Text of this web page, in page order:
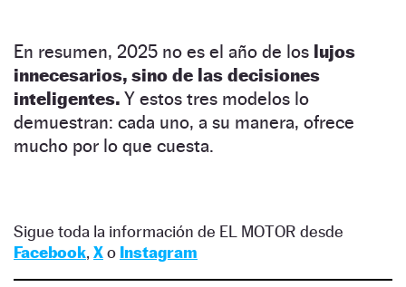
En resumen, 2025 no es el año de los lujos
innecesarios, sino de las decisiones
inteligentes. Y estos tres modelos lo
demuestran: cada uno, a su manera, ofrece
mucho por lo que cuesta.
Sigue toda la información de EL MOTOR desde
Facebook, Xo Instagram